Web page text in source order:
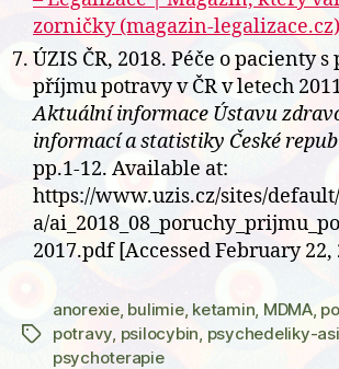
zorničky (magazin-legalizace.cz)
ÚZIS ČR, 2018. Péče o pacienty
příjmu potravy v ČR v letech
Aktuální informace Ústavu
informací a statistiky České
pp.1-12. Available at:
https://www.uzis.cz/sites/
a/
2017.pdf [Accessed February 22,
Štítky
anorexie, bulimie, ketamin MDMA,
potravy psilocybin psychedeliky-
psychoterapie